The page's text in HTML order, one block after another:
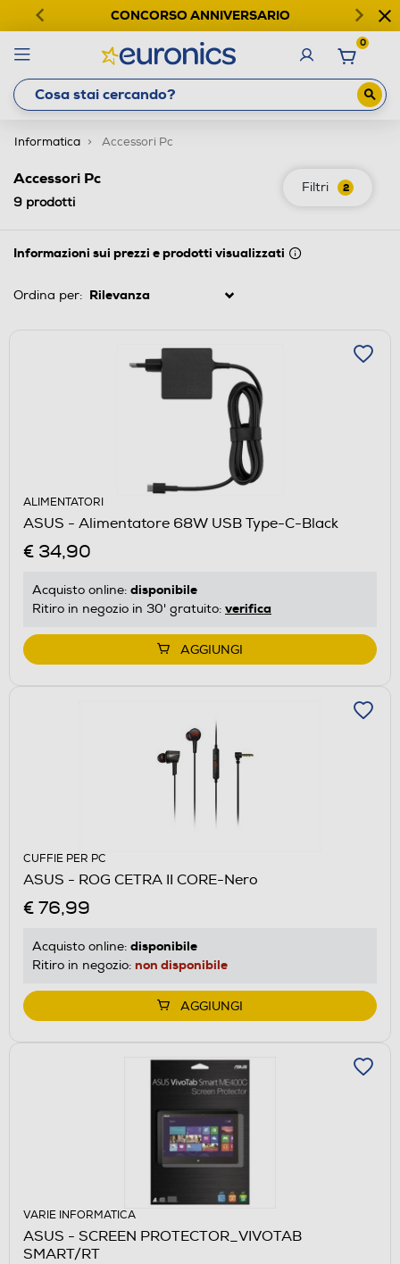
CONCORSO ANNIVERSARIO
0
Informatica Accessori Pc
Filtri 2
Accessori Pc
9 prodotti
Informazioni sui prezzi e prodotti visualizzati
Ordina per:
ALIMENTATORI
ASUS - Alimentatore 68W USB Type-C-Black
€ 34,90
Acquisto online: disponibile
Ritiro in negozio in 30' gratuito: verifica
AGGIUNGI
CUFFIE PER PC
ASUS - ROG CETRA II CORE-Nero
€ 76,99
Acquisto online: disponibile
Ritiro in negozio: non disponibile
AGGIUNGI
VARIE INFORMATICA
ASUS - SCREEN PROTECTOR_VIVOTAB
SMART/RT